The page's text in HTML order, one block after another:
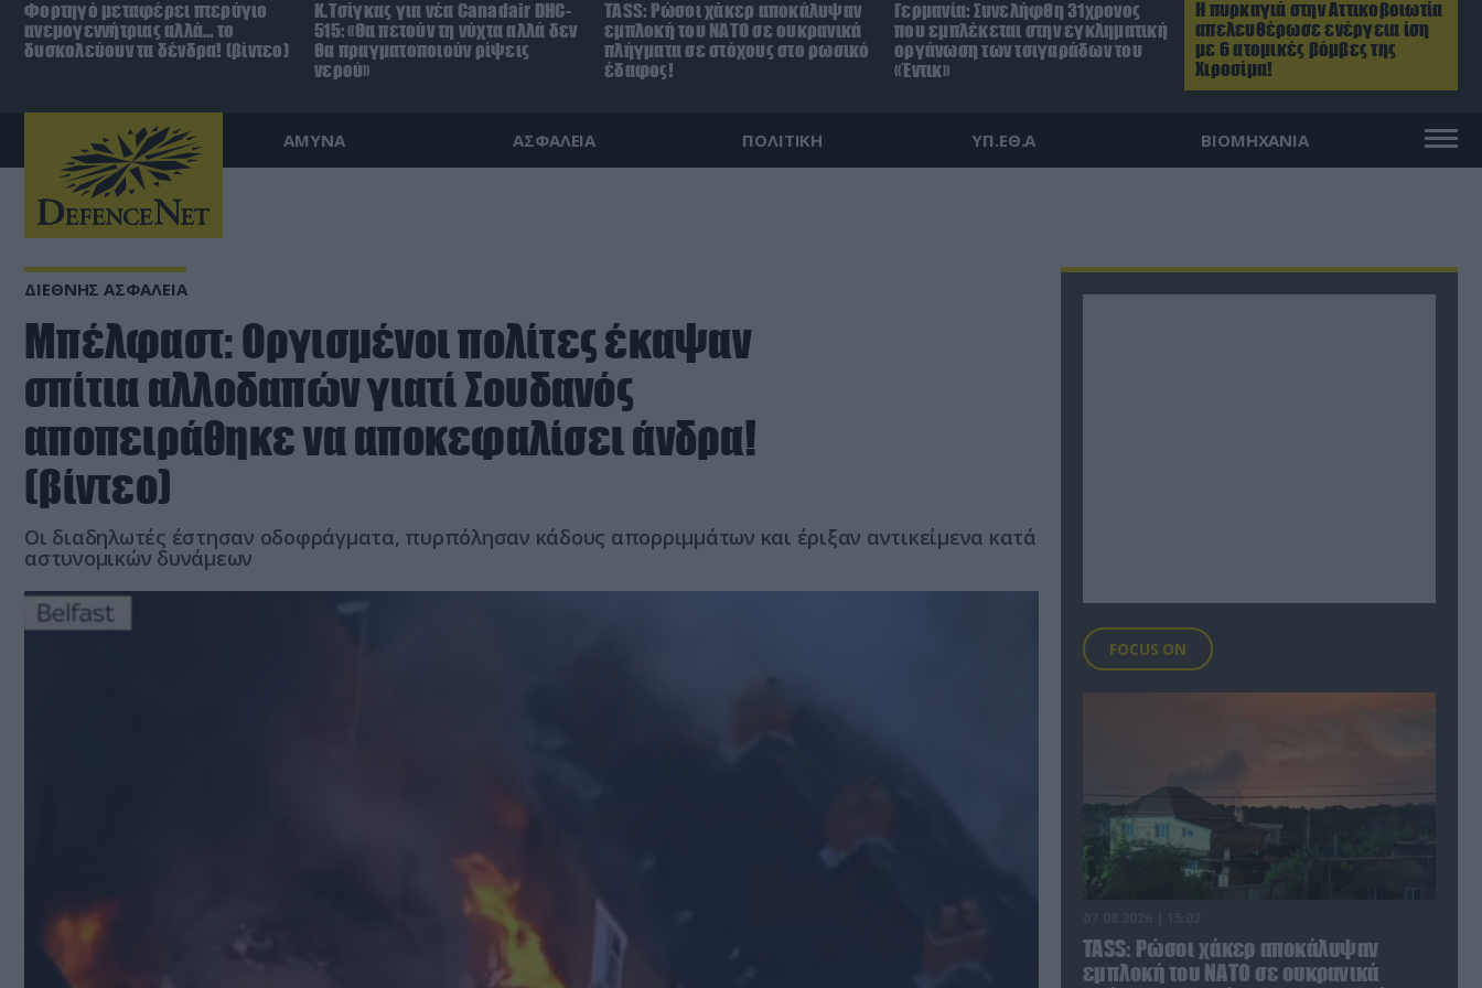
Η πυρκαγιά στην Αττικοβοιωτία
απελευθέρωσε ενέργεια ίση
με 6 ατομικές βόμβες της
Χιροσίμα!
Φορτηγό μεταφέρει πτερύγιο
ανεμογεννήτριας αλλά… το
δυσκολεύουν τα δένδρα! (βίντεο)
Κ.Τσίγκας για νέα Canadair DHC-
515: «Θα πετούν τη νύχτα αλλά δεν
θα πραγματοποιούν ρίψεις
νερού»
TASS: Ρώσοι χάκερ αποκάλυψαν
εμπλοκή του ΝΑΤΟ σε ουκρανικά
πλήγματα σε στόχους στο ρωσικό
έδαφος!
Γερμανία: Συνελήφθη 31χρονος
που εμπλέκεται στην εγκληματική
οργάνωση των τσιγαράδων του
«Έντικ»
ΑΜΥΝΑ ΑΣΦΑΛΕΙΑ ΠΟΛΙΤΙΚΗ ΥΠ.ΕΘ.Α ΒΙΟΜΗΧΑΝΙΑ
ΔΙΕΘΝΗΣ ΑΣΦΑΛΕΙΑ
Μπέλφαστ: Οργισμένοι πολίτες έκαψαν
σπίτια αλλοδαπών γιατί Σουδανός
αποπειράθηκε να αποκεφαλίσει άνδρα!
(βίντεο)
Οι διαδηλωτές έστησαν οδοφράγματα, πυρπόλησαν κάδους απορριμμάτων και έριξαν αντικείμενα κατά
αστυνομικών δυνάμεων
FOCUS ON
TASS: Ρώσοι χάκερ αποκάλυψαν
εμπλοκή του ΝΑΤΟ σε ουκρανικά